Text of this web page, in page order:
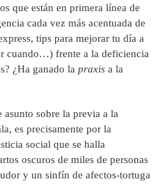
que están en primera línea de
cada vez más acentuada de
tips para mejorar tu día a
cuando…) frente a la deficiencia
¿Ha ganado la praxis a la
asunto sobre la previa a la
es precisamente por la
social que se halla
oscuros de miles de personas
y un sinfín de afectos-tortuga